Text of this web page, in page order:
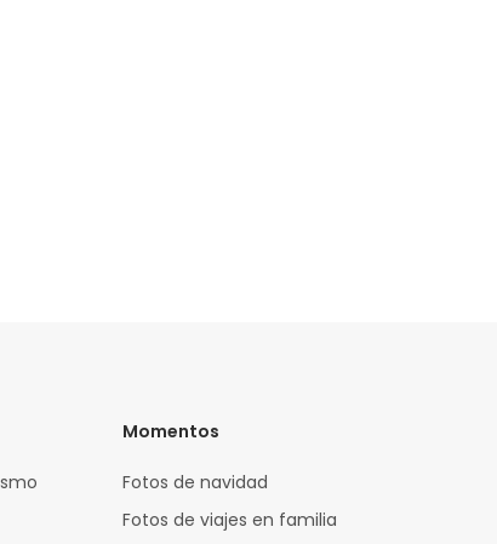
Momentos
Fotos de navidad
Fotos de viajes en familia